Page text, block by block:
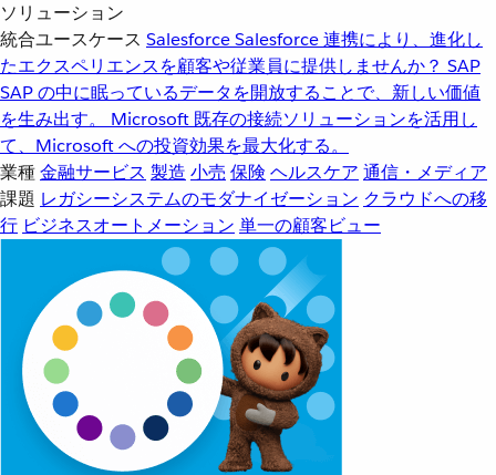
ソリューション
統合ユースケース SalesforceSalesforce 連携により、進化し
たエクスペリエンスを顧客や従業員に提供しませんか？ SAP
SAP の中に眠っているデータを開放することで、新しい価値
を生み出す。
Microsoft 既存の接続ソリューションを活用し
て、Microsoft への投資効果を最大化する。
業種金融サービス 製造 小売 保険 ヘルスケア 通信・メディア
課題 レガシーシステムのモダナイゼーション クラウドへの移
行 ビジネスオートメーション 単一の顧客ビュー